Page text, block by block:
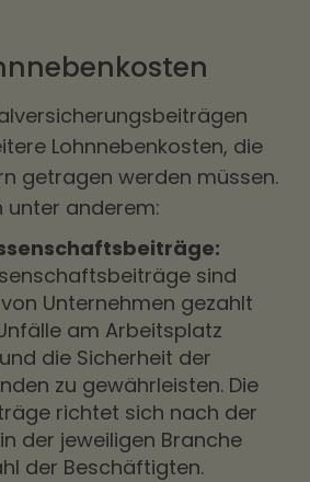
Lohnnebenkosten, die
getragen werden müssen.
unter anderem:
sind
Unternehmen gezahlt
am Arbeitsplatz
die Sicherheit der
zu gewährleisten. Die
richtet sich nach der
der jeweiligen Branche
der Beschäftigten.